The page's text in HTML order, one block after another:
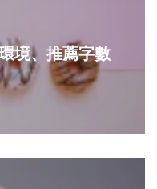
境、推薦字數